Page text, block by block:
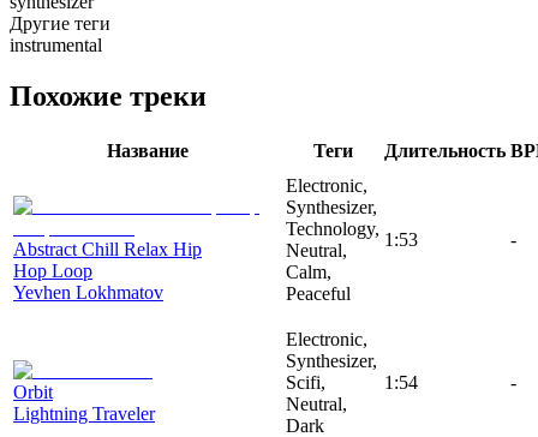
Другие теги
instrumental
Похожие треки
Название Теги Длительность
Abstract Chill Relax Hip
Hop Loop
Yevhen Lokhmatov
Electronic,
Synthesizer,
Technology,
Neutral,
Calm,
Peaceful
1:53 -
Orbit
Lightning Traveler
Electronic,
Synthesizer,
Scifi,
Neutral,
Dark
1:54 -